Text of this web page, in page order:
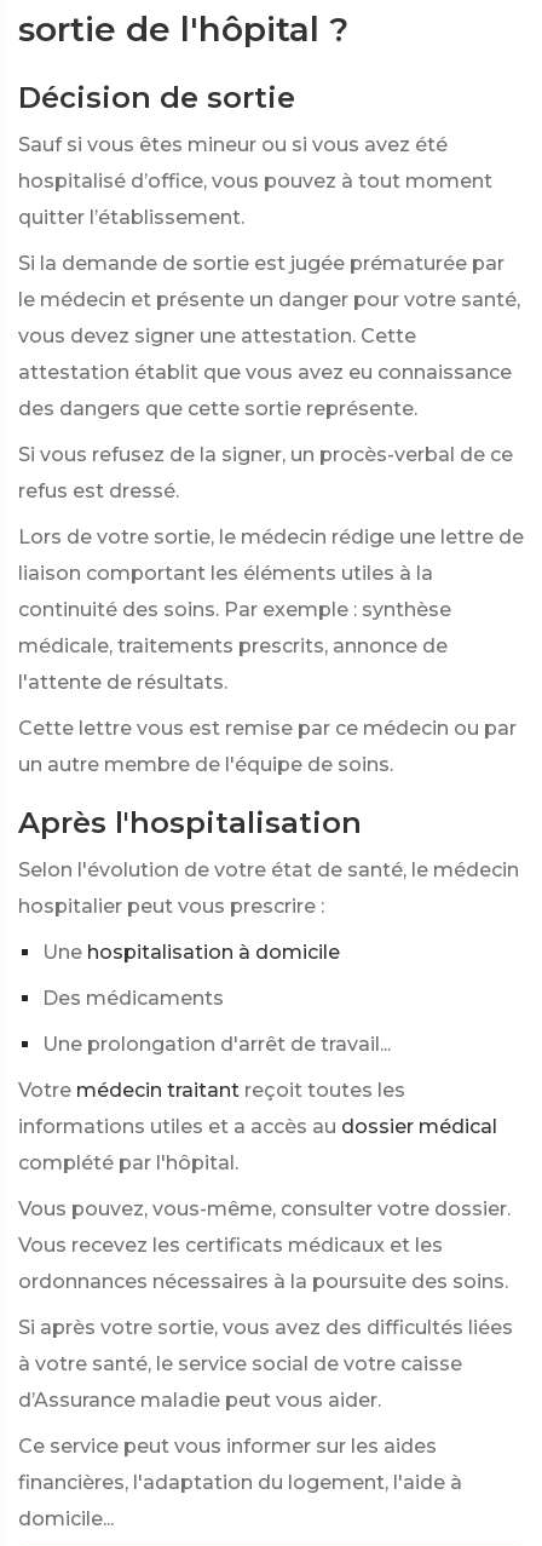
sortie de l'hôpital ?
Décision de sortie
Sauf si vous êtes mineur ou si vous avez été
hospitalisé d’office, vous pouvez à tout moment
quitter l’établissement.
Si la demande de sortie est jugée prématurée par
le médecin et présente un danger pour votre santé,
vous devez signer une attestation. Cette
attestation établit que vous avez eu connaissance
des dangers que cette sortie représente.
Si vous refusez de la signer, un procès-verbal de ce
refus est dressé.
Lors de votre sortie, le médecin rédige une lettre de
liaison comportant les éléments utiles à la
continuité des soins. Par exemple : synthèse
médicale, traitements prescrits, annonce de
l'attente de résultats.
Cette lettre vous est remise par ce médecin ou par
un autre membre de l'équipe de soins.
Après l'hospitalisation
Selon l'évolution de votre état de santé, le médecin
hospitalier peut vous prescrire :
Une hospitalisation à domicile
Des médicaments
Une prolongation d'arrêt de travail...
Votre médecin traitant reçoit toutes les
informations utiles et a accès au dossier médical
complété par l'hôpital.
Vous pouvez, vous-même, consulter votre dossier.
Vous recevez les certificats médicaux et les
ordonnances nécessaires à la poursuite des soins.
Si après votre sortie, vous avez des difficultés liées
à votre santé, le service social de votre caisse
d’Assurance maladie peut vous aider.
Ce service peut vous informer sur les aides
financières, l'adaptation du logement, l'aide à
domicile...